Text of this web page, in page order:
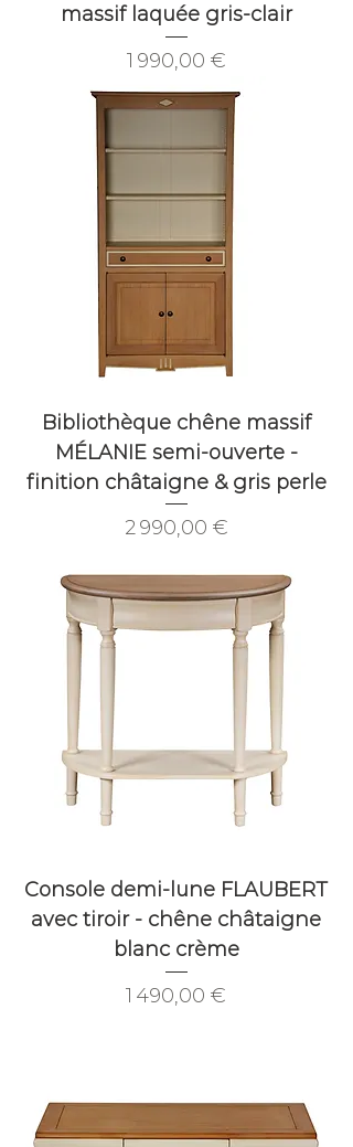
massif laquée gris-clair
Prix
1 990,00 €
Bibliothèque chêne massif
MÉLANIE semi-ouverte -
finition châtaigne & gris perle
Prix
2 990,00 €
Console demi-lune FLAUBERT
avec tiroir - chêne châtaigne
blanc crème
Prix
1 490,00 €